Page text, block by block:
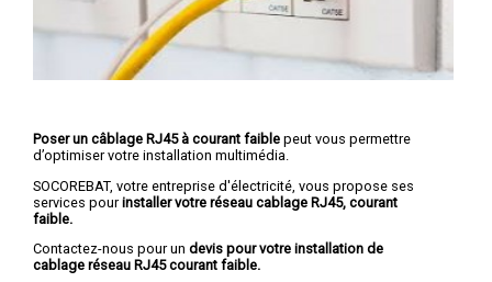
Poser un câblage RJ45 à courant faible peut vous permettre
d’optimiser votre installation multimédia.
SOCOREBAT, votre entreprise d'électricité, vous propose ses
services pourinstaller votre réseau cablage RJ45, courant
faible.
Contactez-nous pour un devis pour votre installation de
cablage réseau RJ45 courant faible.